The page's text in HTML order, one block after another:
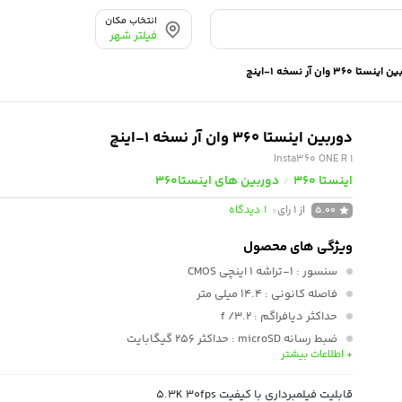
انتخاب مکان
فیلتر شهر
۳۶۰ وان آر نسخه ۱-اینچ
دوربین اینستا ۳۶۰ وان آر نسخه ۱-اینچ
Insta360 ONE R 1
اینستا 360 / دوربین های اینستا360
5.00 از 1 رای 1 دیدگاه
ویژگی های محصول
سنسور : 1-تراشه 1 اینچی CMOS
فاصله کانونی : 14.4 میلی متر
حداکثر دیافراگم : f /3.2
ضبط رسانه microSD
: حداکثر 256 گیگابایت
پشتیبانی از عکس
+ اطلاعات بیشتر
قابلیت فیلمبرداری با کیفیت 5.3K 30fps